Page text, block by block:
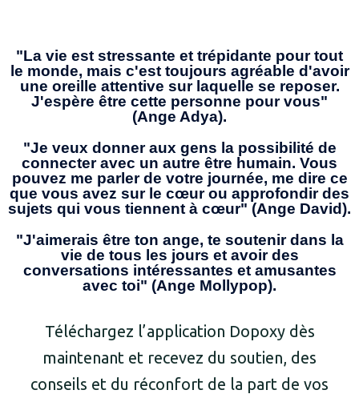
"La vie est stressante et trépidante pour tout
le monde, mais c'est toujours agréable d'avoir
une oreille attentive sur laquelle se reposer.
J'espère être cette personne pour vous"
(Ange Adya).
"Je veux donner aux gens la possibilité de
connecter avec un autre être humain. Vous
pouvez me parler de votre journée, me dire ce
que vous avez sur le cœur ou approfondir des
sujets qui vous tiennent à cœur" (Ange David).
"J'aimerais être ton ange, te soutenir dans la
vie de tous les jours et avoir des
conversations intéressantes et amusantes
avec toi" (Ange Mollypop).
Téléchargez l’application Dopoxy dès
maintenant et recevez du soutien, des
conseils et du réconfort de la part de vos